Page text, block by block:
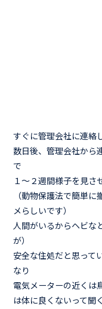
すぐに管理会社に連絡
数日後、管理会社から
で
１～２週間様子を見さ
（動物保護法で簡単
メらしいです）
人間がいるからヘビな
が）
安全な住処だと思って
なり
電気メーターの近くは
は体に良くないって聞